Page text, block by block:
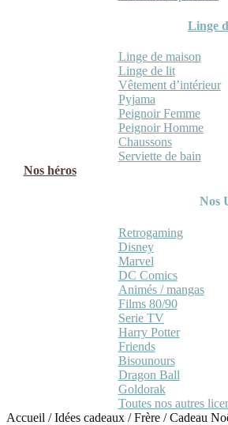
Linge
Linge de maison
Linge de lit
Vêtement d’intérieur
Pyjama
Peignoir Femme
Peignoir Homme
Chaussons
Serviette de bain
Nos héros
Nos
Retrogaming
Disney
Marvel
DC Comics
Animés / mangas
Films 80/90
Serie TV
Harry Potter
Friends
Bisounours
Dragon Ball
Goldorak
Toutes nos autres
Accueil /Idées cadeaux /Frère /Cadeau